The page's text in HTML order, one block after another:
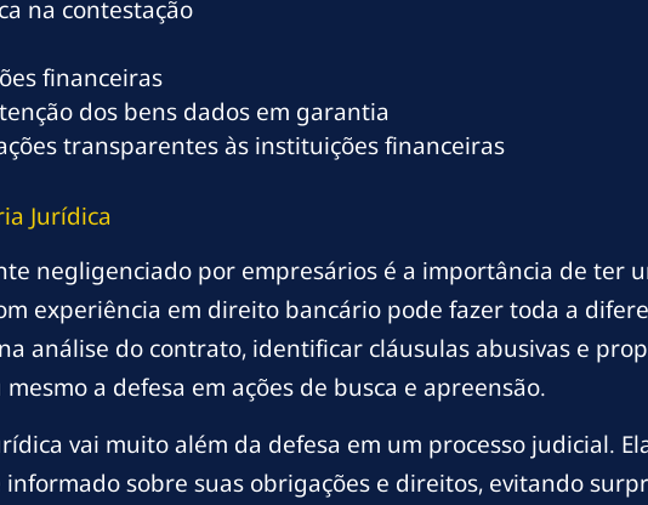
na contestação
financeiras
dos bens dados em garantia
transparentes às instituições financeiras
Jurídica
negligenciado por empresários é a importância de ter
experiência em direito bancário pode fazer toda a
análise do contrato, identificar cláusulas abusivas e
a defesa em ações de busca e apreensão.
vai muito além da defesa em um processo judicial.
sobre suas obrigações e direitos, evitando